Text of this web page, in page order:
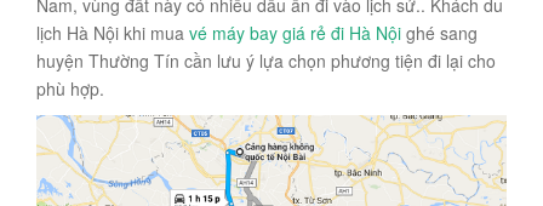
lịch Hà Nội khi mua vé máy bay giá rẻ đi Hà Nội ghé sang
huyện Thường Tín cần lưu ý lựa chọn phương tiện đi lại cho
phù hợp.